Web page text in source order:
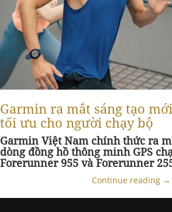
Garmin ra mắt sáng tạo
tối ưu cho người chạy bộ
Garmin Việt Nam chính thức ra
dòng đồng hồ thông minh GPS
Forerunner 955 và Forerunner
Continue reading →